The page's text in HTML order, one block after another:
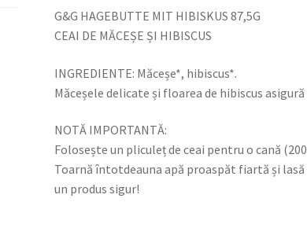
G&G HAGEBUTTE MIT HIBISKUS 87,5G
CEAI DE MĂCEȘE ȘI HIBISCUS
INGREDIENTE: Măceșe*, hibiscus*.
Măceșele delicate și floarea de hibiscus
NOTĂ IMPORTANTĂ:
Folosește un pliculeț de ceai pentru o cană
Toarnă întotdeauna apă proaspăt fiartă și
un produs sigur!